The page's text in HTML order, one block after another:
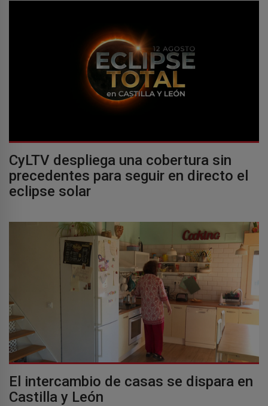
CyLTV despliega una cobertura sin
precedentes para seguir en directo el
eclipse solar
El intercambio de casas se dispara en
Castilla y León